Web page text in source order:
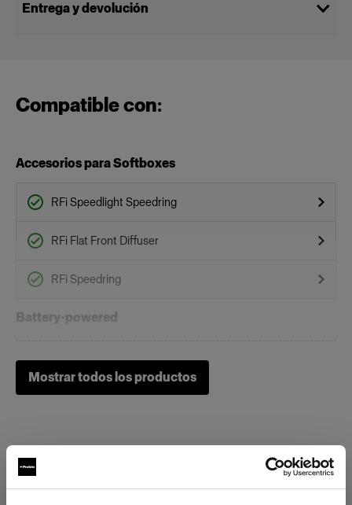
Entrega y devolución
Compatible con:
Accesorios para Softboxes
RFi Speedlight Speedring
RFi Flat Front Diffuser
RFi Speedring
Battery-powered
Profoto B1X
Mostrar todos los productos